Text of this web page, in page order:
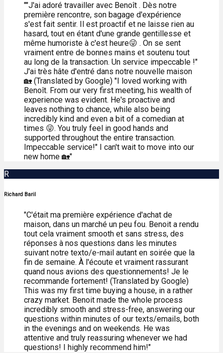
""J'ai adoré travailler avec Benoît . Dès notre
première rencontre, son bagage d'expérience
s'est fait sentir. Il est proactif et ne laisse rien au
hasard, tout en étant d'une grande gentillesse et
même humoriste à c'est heure😜 . On se sent
vraiment entre de bonnes mains et soutenu tout
au long de la transaction. Un service impeccable !"
J'ai très hâte d'entré dans notre nouvelle maison
🏡 (Translated by Google) "I loved working with
Benoît. From our very first meeting, his wealth of
experience was evident. He's proactive and
leaves nothing to chance, while also being
incredibly kind and even a bit of a comedian at
times 😜. You truly feel in good hands and
supported throughout the entire transaction.
Impeccable service!" I can't wait to move into our
new home 🏡"
R
Richard Baril
"C'était ma première expérience d'achat de
maison, dans un marché un peu fou. Benoit a rendu
tout cela vraiment smooth et sans stress, des
réponses à nos questions dans les minutes
suivant notre texto/e-mail autant en soirée que la
fin de semaine. À l'écoute et vraiment rassurant
quand nous avions des questionnements! Je le
recommande fortement! (Translated by Google)
This was my first time buying a house, in a rather
crazy market. Benoit made the whole process
incredibly smooth and stress-free, answering our
questions within minutes of our texts/emails, both
in the evenings and on weekends. He was
attentive and truly reassuring whenever we had
questions! I highly recommend him!"